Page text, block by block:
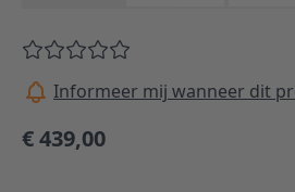
Informeer mij wanneer dit
€ 439,00